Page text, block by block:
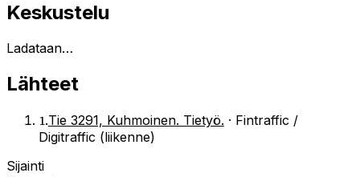
Keskustelu
Ladataan…
Lähteet
1.Tie 3291, Kuhmoinen. Tietyö. · Fintraffic /
Digitraffic (liikenne)
Sijainti